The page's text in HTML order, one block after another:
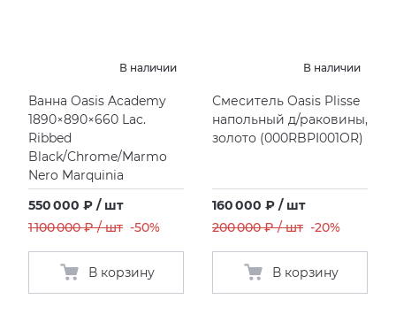
В наличии
Ванна Oasis Academy
1890×890×660 Lac.
Ribbed
Black/Chrome/Marmo
Nero Marquinia
550 000 ₽ / шт
1 100 000 ₽ / шт -50%
В корзину
В наличии
Смеситель Oasis Plisse
напольный д/раковины,
золото (000RBPI001OR)
160 000 ₽ / шт
200 000 ₽ / шт -20%
В корзину